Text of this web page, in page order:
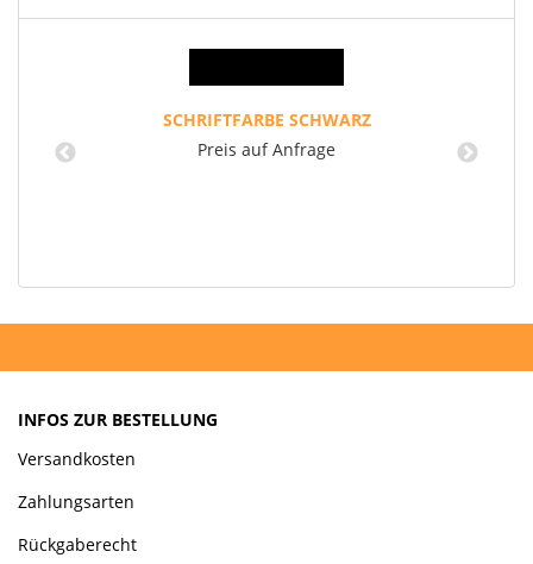
SCHRIFTFARBE SCHWARZ
Preis auf Anfrage
INFOS ZUR BESTELLUNG
Versandkosten
Zahlungsarten
Rückgaberecht